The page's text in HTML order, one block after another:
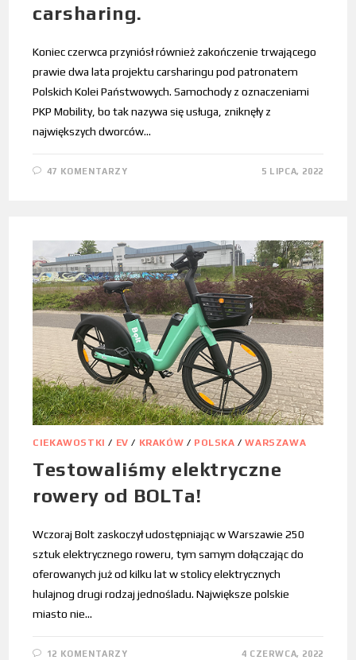
carsharing.
Koniec czerwca przyniósł również zakończenie trwającego
prawie dwa lata projektu carsharingu pod patronatem
Polskich Kolei Państwowych. Samochody z oznaczeniami
PKP Mobility, bo tak nazywa się usługa, zniknęły z
największych dworców…
47 KOMENTARZY 5 LIPCA, 2022
CIEKAWOSTKI / EV / KRAKÓW / POLSKA /WARSZAWA
Testowaliśmy elektryczne
rowery od BOLTa!
Wczoraj Bolt zaskoczył udostępniając w Warszawie 250
sztuk elektrycznego roweru, tym samym dołączając do
oferowanych już od kilku lat w stolicy elektrycznych
hulajnog drugi rodzaj jednośladu. Największe polskie
miasto nie…
12 KOMENTARZY 4 CZERWCA, 2022